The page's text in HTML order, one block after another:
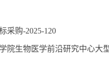
采购-2025-120
院生物医学前沿研究中心大